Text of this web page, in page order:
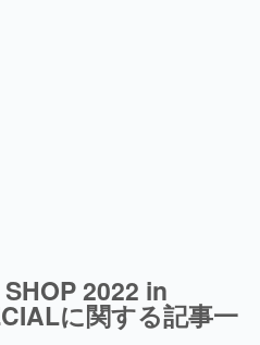
ム史における主要なトピック・タイト
開発者へのインタビューや識者による
の歴史が一望できる決定版！